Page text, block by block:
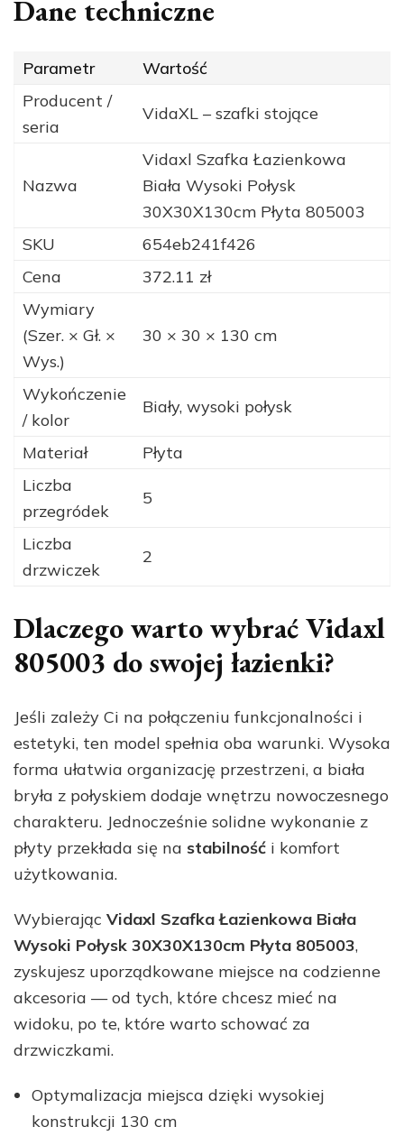
Dane techniczne
Parametr
Wartość
Producent /
seria
VidaXL – szafki stojące
Nazwa
Vidaxl Szafka Łazienkowa
Biała Wysoki Połysk
30X30X130cm Płyta 805003
SKU
654eb241f426
Cena
372.11 zł
Wymiary
(Szer. × Gł. ×
Wys.)
30 × 30 × 130 cm
Wykończenie
/ kolor
Biały, wysoki połysk
Materiał
Płyta
Liczba
przegródek
5
Liczba
drzwiczek
2
Dlaczego warto wybrać Vidaxl
805003 do swojej łazienki?
Jeśli zależy Ci na połączeniu funkcjonalności i
estetyki, ten model spełnia oba warunki. Wysoka
forma ułatwia organizację przestrzeni, a biała
bryła z połyskiem dodaje wnętrzu nowoczesnego
charakteru. Jednocześnie solidne wykonanie z
płyty przekłada się na stabilność i komfort
użytkowania.
Wybierając Vidaxl Szafka Łazienkowa Biała
Wysoki Połysk 30X30X130cm Płyta 805003,
zyskujesz uporządkowane miejsce na codzienne
akcesoria — od tych, które chcesz mieć na
widoku, po te, które warto schować za
drzwiczkami.
Optymalizacja miejsca dzięki wysokiej
konstrukcji 130 cm